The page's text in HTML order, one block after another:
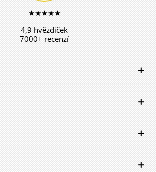
★★★★★
4,9 hvězdiček
7000+ recenzí